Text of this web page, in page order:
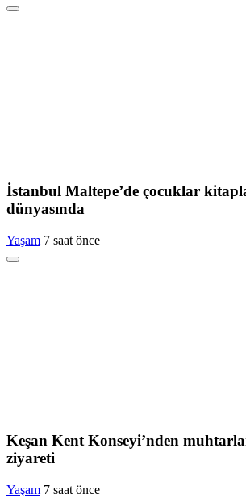
İstanbul Maltepe’de çocuklar
dünyasında
Yaşam 7 saat önce
Keşan Kent Konseyi’nden
ziyareti
Yaşam 7 saat önce